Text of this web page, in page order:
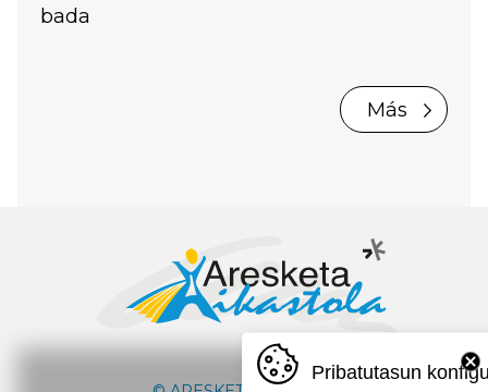
bada
Más
Pribatutasun